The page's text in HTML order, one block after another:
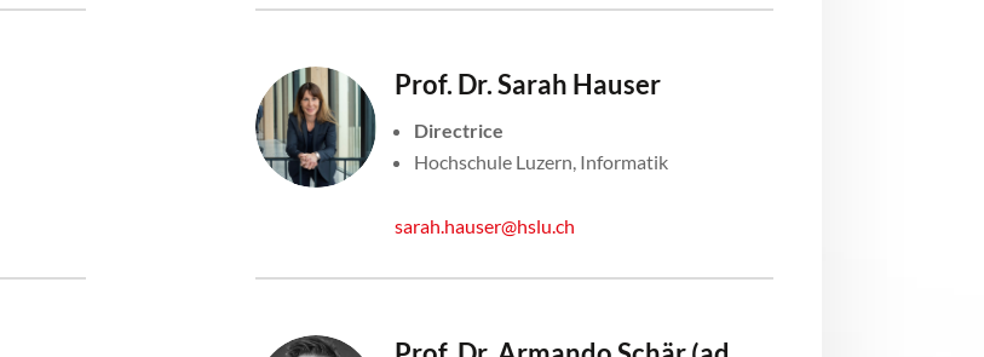
Prof. Dr. Sarah Hauser
Directrice
Hochschule Luzern, Informatik
sarah.hauser@hslu.ch